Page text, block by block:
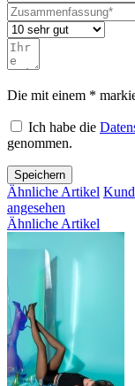
Die mit einem *
Ich habe die
genommen.
Speichern
Ähnliche Artikel
angesehen
Ähnliche Artikel